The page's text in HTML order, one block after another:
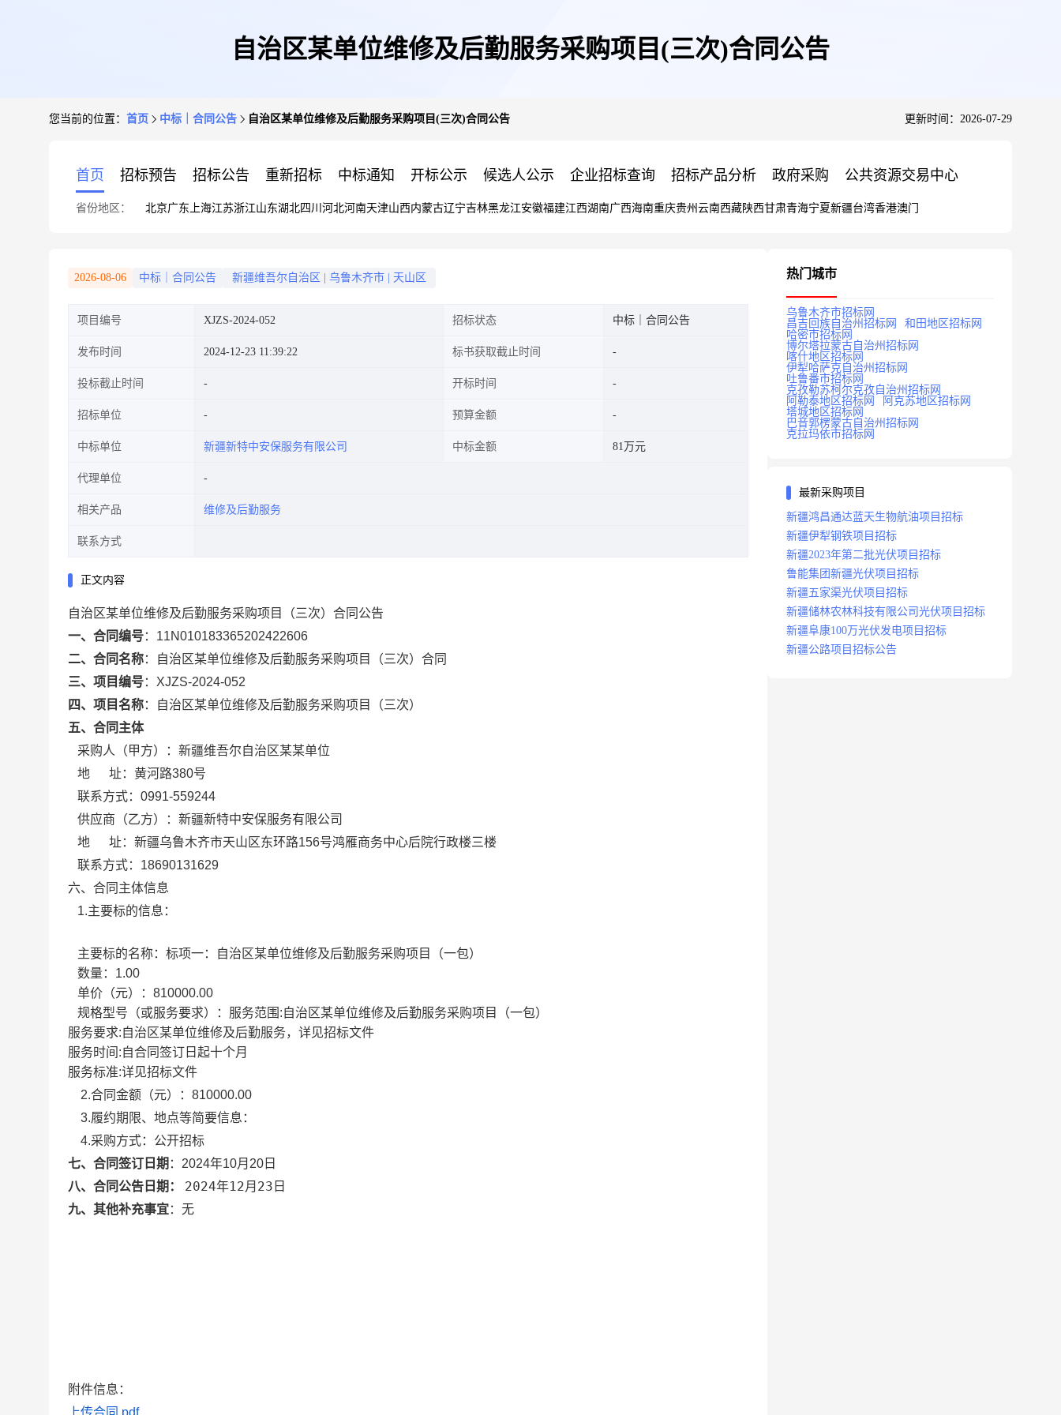
自治区某单位维修及后勤服务采购项目(三次)合同公告
您当前的位置： 首页 中标｜合同公告 自治区某单位维修及后勤服务采购项目(三次)合同公告 更新时间：2026-07-29
首页 招标预告 招标公告 重新招标 中标通知 开标公示 候选人公示 企业招标查询 招标产品分析 政府采购 公共资源交易中心
省份地区： 北京广东 上海江苏浙江山东湖北四川 河北河南天津山西内蒙古辽宁吉林黑龙江安徽福建江西湖南广西海南重庆贵州 云南西藏陕西甘肃青海宁夏新疆台湾香港澳门
2026-08-06 中标｜合同公告 新疆维吾尔自治区 乌鲁木齐市 天山区
项目编号 XJZS-2024-052 招标状态 中标｜合同公告
发布时间 2024-12-23 11:39:22 标书获取截止时间
投标截止时间 开标时间
招标单位 预算金额
中标单位 新疆新特中安保服务有限公司 中标金额 81万元
代理单位
相关产品 维修及后勤服务
联系方式
正文内容
自治区某单位维修及后勤服务采购项目（三次）合同公告
一、合同编号： 11N010183365202422606
二、合同名称：
自治区某单位维修及后勤服务采购项目（三次）合同
三、项目编号： XJZS-2024-052
四、项目名称：
自治区某单位维修及后勤服务采购项目（三次）
五、合同主体
采购人（甲方）： 新疆维吾尔自治区某某单位
地 址： 黄河路380号
联系方式： 0991-559244
供应商（乙方）： 新疆新特中安保服务有限公司
地 址： 新疆乌鲁木齐市天山区东环路156号鸿雁商务中心后院行政楼三楼
联系方式： 18690131629
六、合同主体信息
1.主要标的信息：
主要标的名称： 标项一：自治区某单位维修及后勤服务采购项目（一包）
数量： 1.00
单价（元）： 810000.00
规格型号（或服务要求）： 服务范围:自治区某单位维修及后勤服务采购项目（一包）
服务要求:自治区某单位维修及后勤服务，详见招标文件
服务时间:自合同签订日起十个月
服务标准:详见招标文件
2.合同金额（元）： 810000.00
3.履约期限、地点等简要信息：
4.采购方式： 公开招标
七、合同签订日期 ： 2024年10月20日
八、合同公告日期：
2024年12月23日
九、其他补充事宜： 无
附件信息：
上传合同.pdf
热门城市
乌鲁木齐市招标网
昌吉回族自治州招标网
和田地区招标网
哈密市招标网
博尔塔拉蒙古自治州招标网
喀什地区招标网
伊犁哈萨克自治州招标网
吐鲁番市招标网
克孜勒苏柯尔克孜自治州招标网
阿勒泰地区招标网
阿克苏地区招标网
塔城地区招标网
巴音郭楞蒙古自治州招标网
克拉玛依市招标网
最新采购项目
新疆鸿昌通达蓝天生物航油项目招标
新疆伊犁钢铁项目招标
新疆2023年第二批光伏项目招标
鲁能集团新疆光伏项目招标
新疆五家渠光伏项目招标
新疆储林农林科技有限公司光伏项目招标
新疆阜康100万光伏发电项目招标
新疆公路项目招标公告